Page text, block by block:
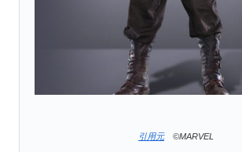
引用元©MARVEL